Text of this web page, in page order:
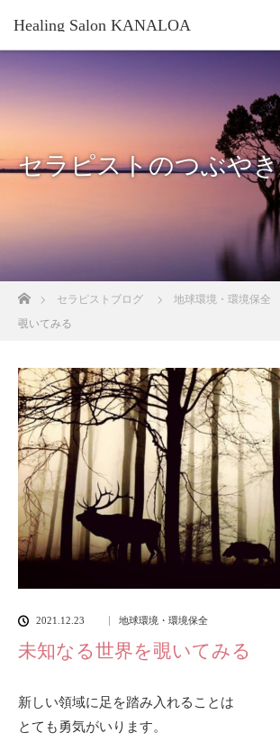
Healing Salon KANALOA
セラピストのつぶやき
ホームセラピストブログ 地球環境・環境保全
覗いてみる
2021.12.23 地球環境・環境保全
未知なる世界を覗いてみる
新しい領域に足を踏み入れることは
とても勇気がいります。